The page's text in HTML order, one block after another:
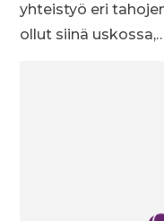
yhteistyö eri
ollut siinä